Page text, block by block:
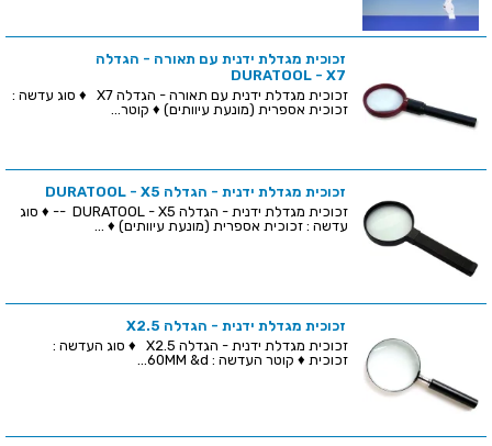
זכוכית מגדלת ידנית עם תאורה - הגדלה
DURATOOL - X7
זכוכית מגדלת ידנית עם תאורה - הגדלה X7 ♦ סוג עדשה :
זכוכית אספרית (מונעת עיוותים) ♦ קוטר...
זכוכית מגדלת ידנית - הגדלה DURATOOL - X5
זכוכית מגדלת ידנית - הגדלה DURATOOL - X5 -- ♦ סוג
עדשה : זכוכית אספרית (מונעת עיוותים) ♦ ...
זכוכית מגדלת ידנית - הגדלה X2.5
זכוכית מגדלת ידנית - הגדלה X2.5 ♦ סוג העדשה :
זכוכית ♦ קוטר העדשה : 60MM &d...